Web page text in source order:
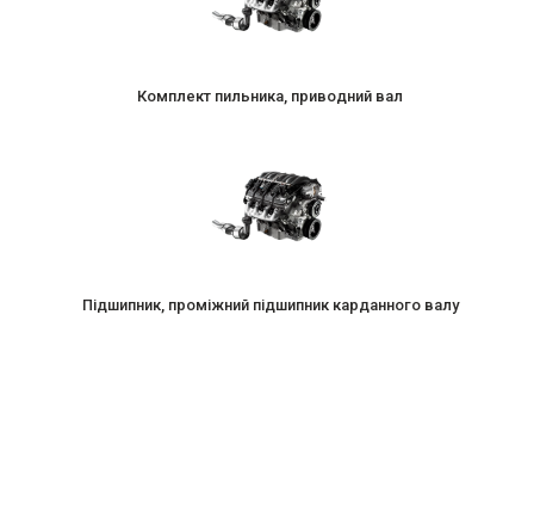
Комплект пильника, приводний вал
Підшипник, проміжний підшипник карданного валу